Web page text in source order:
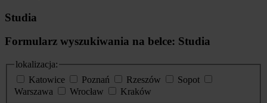
Studia
Formularz wyszukiwania na belce: Studia
lokalizacja:
Katowice
Poznań Rzeszów
Sopot
Warszawa
Wrocław
Kraków